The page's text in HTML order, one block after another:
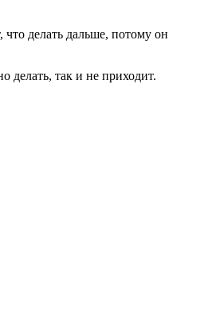
делать дальше, потому он
делать, так и не приходит.